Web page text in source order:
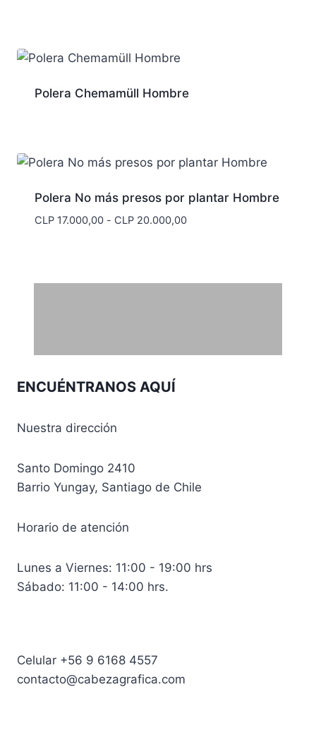
CLP 20.000,00
Polera Chemamüll Hombre
Polera No más presos por plantar Hombre
CLP17.000,00 - CLP20.000,00Rango
CLP 17.000,00
ENCUÉNTRANOS AQUÍ
Nuestra dirección
Santo Domingo 2410
Barrio Yungay, Santiago de Chile
Horario de atención
Lunes a Viernes: 11:00 - 19:00 hrs
Sábado: 11:00 - 14:00 hrs.
Celular +56 9 6168 4557
contacto@cabezagrafica.com